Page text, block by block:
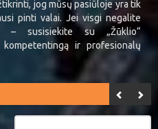
jog mūsų pasiūloje yra tik
pinti valai. Jei visgi negalite
– susisiekite su „Žūklio“
ir profesionalų